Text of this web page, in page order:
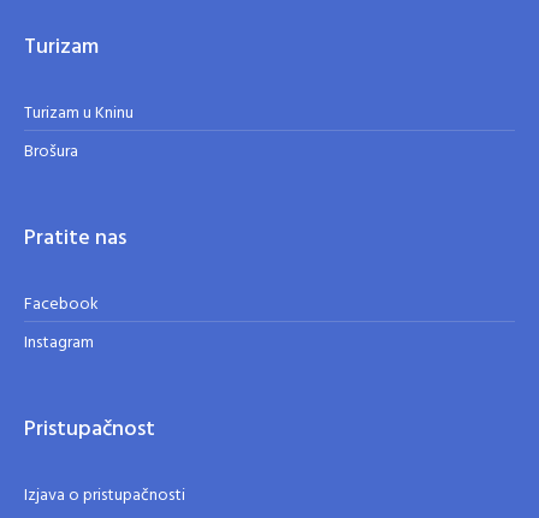
Turizam
Turizam u Kninu
Brošura
Pratite nas
Facebook
Instagram
Pristupačnost
Izjava o pristupačnosti